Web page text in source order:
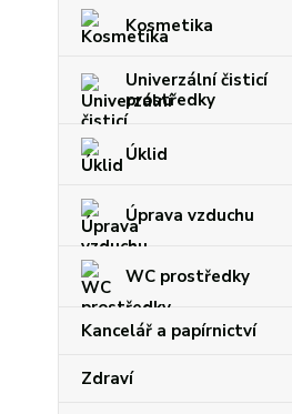
Kosmetika
Univerzální čisticí
prostředky
Úklid
Úprava vzduchu
WC prostředky
Kancelář a papírnictví
Zdraví